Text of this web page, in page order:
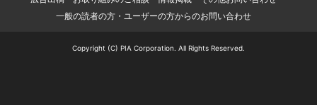
一般の読者の方・ユーザーの方からのお問い合わせ
Copyright (C) PIA Corporation. All Rights Reserved.